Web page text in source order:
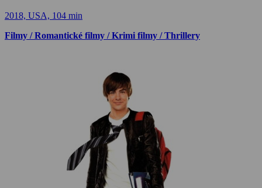
2018, USA, 104 min
Filmy / Romantické filmy / Krimi filmy / Thrillery